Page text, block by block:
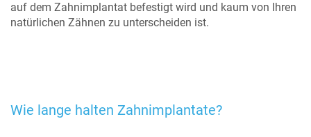
auf dem Zahnimplantat befestigt wird und kaum von Ihren
natürlichen Zähnen zu unterscheiden ist.
Wie lange halten Zahnimplantate?